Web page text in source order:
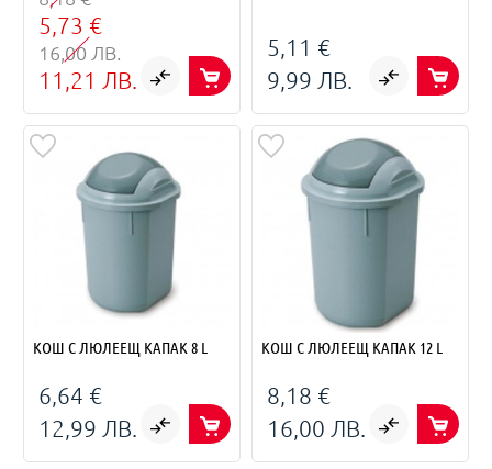
5,73 €
16,00 ЛВ.
11,21 ЛВ.
5,11 €
9,99 ЛВ.
КОШ С ЛЮЛЕЕЩ КАПАК 8 L
6,64 €
12,99 ЛВ.
КОШ С ЛЮЛЕЕЩ КАПАК 12 L
8,18 €
16,00 ЛВ.